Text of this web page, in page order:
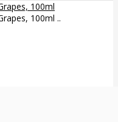
100ml
100ml ..